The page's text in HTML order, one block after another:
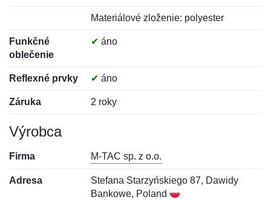
Materiálové zloženie: polyester
Funkčné
oblečenie
✔ áno
Reflexné prvky ✔ áno
Záruka 2 roky
Výrobca
Firma M-TAC sp. z o.o.
Adresa
Stefana Starzyńskiego 87, Dawidy
Bankowe, Poland